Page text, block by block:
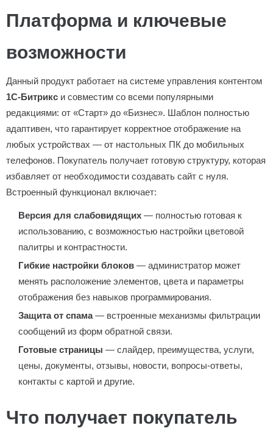
Платформа и ключевые
возможности
Данный продукт работает на системе управления контентом
1С-Битрикс и совместим со всеми популярными
редакциями: от «Старт» до «Бизнес». Шаблон полностью
адаптивен, что гарантирует корректное отображение на
любых устройствах — от настольных ПК до мобильных
телефонов. Покупатель получает готовую структуру, которая
избавляет от необходимости создавать сайт с нуля.
Встроенный функционал включает:
Версия для слабовидящих — полностью готовая к
использованию, с возможностью настройки цветовой
палитры и контрастности.
Гибкие настройки блоков — администратор может
менять расположение элементов, цвета и параметры
отображения без навыков программирования.
Защита от спама— встроенные механизмы фильтрации
сообщений из форм обратной связи.
Готовые страницы — слайдер, преимущества, услуги,
цены, документы, отзывы, новости, вопросы-ответы,
контакты с картой и другие.
Что получает покупатель